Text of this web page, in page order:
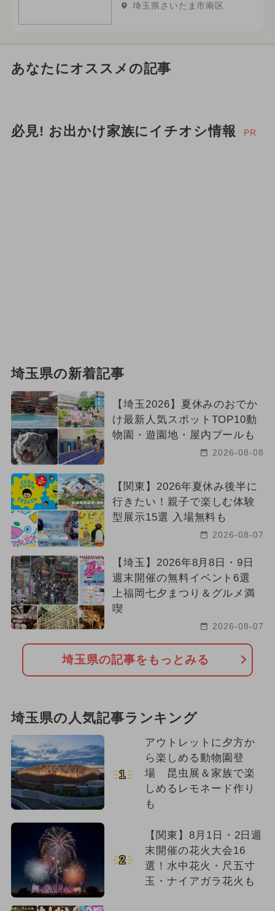
埼玉県さいたま市南区
あなたにオススメの記事
必見! お出かけ家族にイチオシ情報 PR
埼玉県の新着記事
【埼玉2026】夏休みのおでか
け最新人気スポットTOP10動
物園・遊園地・屋内プールも
2026-08-08
【関東】2026年夏休み後半に
行きたい！親子で楽しむ体験
型展示15選 入場無料も
2026-08-07
【埼玉】2026年8月8日・9日
週末開催の無料イベント6選
上福岡七夕まつり＆グルメ満
喫
2026-08-07
埼玉県の記事をもっとみる
埼玉県の人気記事ランキング
1
アウトレットに夕方か
ら楽しめる動物園登
場 昆虫展＆家族で楽
しめるレモネード作り
も
2
【関東】8月1日・2日週
末開催の花火大会16
選！水中花火・尺五寸
玉・ナイアガラ花火も